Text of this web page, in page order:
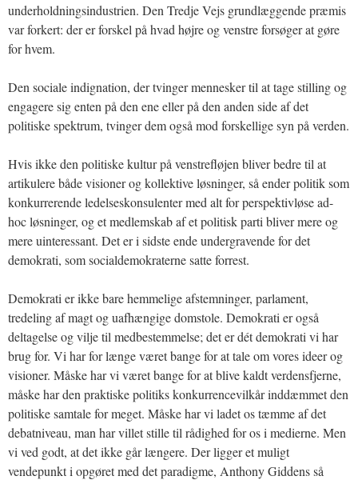
underholdningsindustrien. Den Tredje Vejs grundlæggende præmis
var forkert: der er forskel på hvad højre og venstre forsøger at gøre
for hvem.
Den sociale indignation, der tvinger mennesker til at tage stilling og
engagere sig enten på den ene eller på den anden side af det
politiske spektrum, tvinger dem også mod forskellige syn på verden.
Hvis ikke den politiske kultur på venstrefløjen bliver bedre til at
artikulere både visioner og kollektive løsninger, så ender politik som
konkurrerende ledelseskonsulenter med alt for perspektivløse ad-
hoc løsninger, og et medlemskab af et politisk parti bliver mere og
mere uinteressant. Det er i sidste ende undergravende for det
demokrati, som socialdemokraterne satte forrest.
Demokrati er ikke bare hemmelige afstemninger, parlament,
tredeling af magt og uafhængige domstole. Demokrati er også
deltagelse og vilje til medbestemmelse; det er dét demokrati vi har
brug for. Vi har for længe været bange for at tale om vores ideer og
visioner. Måske har vi været bange for at blive kaldt verdensfjerne,
måske har den praktiske politiks konkurrencevilkår inddæmmet den
politiske samtale for meget. Måske har vi ladet os tæmme af det
debatniveau, man har villet stille til rådighed for os i medierne. Men
vi ved godt, at det ikke går længere. Der ligger et muligt
vendepunkt i opgøret med det paradigme, Anthony Giddens så